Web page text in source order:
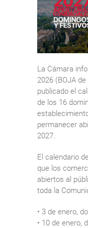
La Cámara
2026 (BOJA
publicado el
de los 16
permanecer
2027.
El calendario
que los
abiertos al
toda la
• 3 de enero,
• 10 de enero,